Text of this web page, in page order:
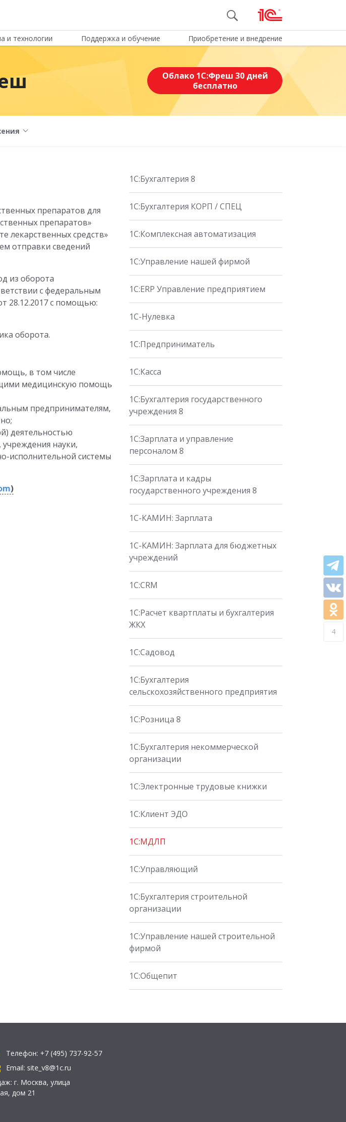
и технологии Поддержка и обучение Приобретение и внедрение
Облако 1С:Фреш 30 дней
бесплатно
препаратов для
препаратов»
лекарственных средств»
отправки сведений
из оборота
с федеральным
28.12.2017 с помощью:
оборота.
в том числе
медицинскую помощь
предпринимателям,
деятельностью
науки,
исполнительной системы
)
4
1С:Бухгалтерия 8
1C:Бухгалтерия КОРП / СПЕЦ
1С:Комплексная автоматизация
1С:Управление нашей фирмой
1С:ERP Управление предприятием
1С-Нулевка
1С:Предприниматель
1С:Касса
1С:Бухгалтерия государственного
учреждения 8
1С:Зарплата и управление
персоналом 8
1С:Зарплата и кадры
государственного учреждения 8
1С-КАМИН: Зарплата
1С-КАМИН: Зарплата для бюджетных
учреждений
1C:CRM
1С:Расчет квартплаты и бухгалтерия
ЖКХ
1С:Садовод
1С:Бухгалтерия
сельскохозяйственного предприятия
1С:Розница 8
1С:Бухгалтерия некоммерческой
организации
1С:Электронные трудовые книжки
1С:Клиент ЭДО
1С:МДЛП
1С:Управляющий
1С:Бухгалтерия строительной
организации
1С:Управление нашей строительной
фирмой
1С:Общепит
Телефон: +7 (495) 737-92-57
Email: site_v8@1c.ru
г. Москва, улица
дом 21